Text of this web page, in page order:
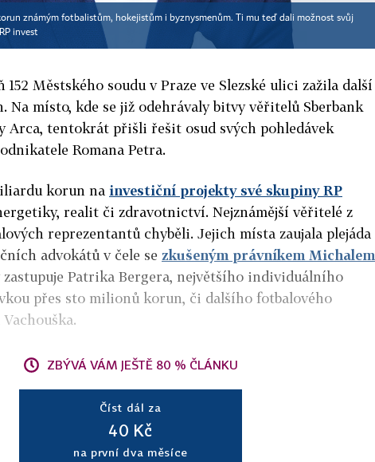
známým fotbalistům, hokejistům i byznysmenům. Ti mu teď dali možnost svůj
RP invest
152 Městského soudu v Praze ve Slezské ulici zažila další
Na místo, kde se již odehrávaly bitvy věřitelů Sberbank
Arca, tentokrát přišli řešit osud svých pohledávek
Romana Petra.
korun na investiční projekty své skupiny RP
realit či zdravotnictví. Nejznámější věřitelé z
reprezentantů chyběli. Jejich místa zaujala plejáda
advokátů v čele se zkušeným právníkem Michalem
Patrika Bergera, největšího individuálního
přes sto milionů korun, či dalšího fotbalového
ZBÝVÁ VÁM JEŠTĚ 80 % ČLÁNKU
Číst dál za
40 Kč
na první dva měsíce